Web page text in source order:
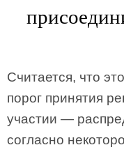
Считается, что
порог принятия
участии —
согласно